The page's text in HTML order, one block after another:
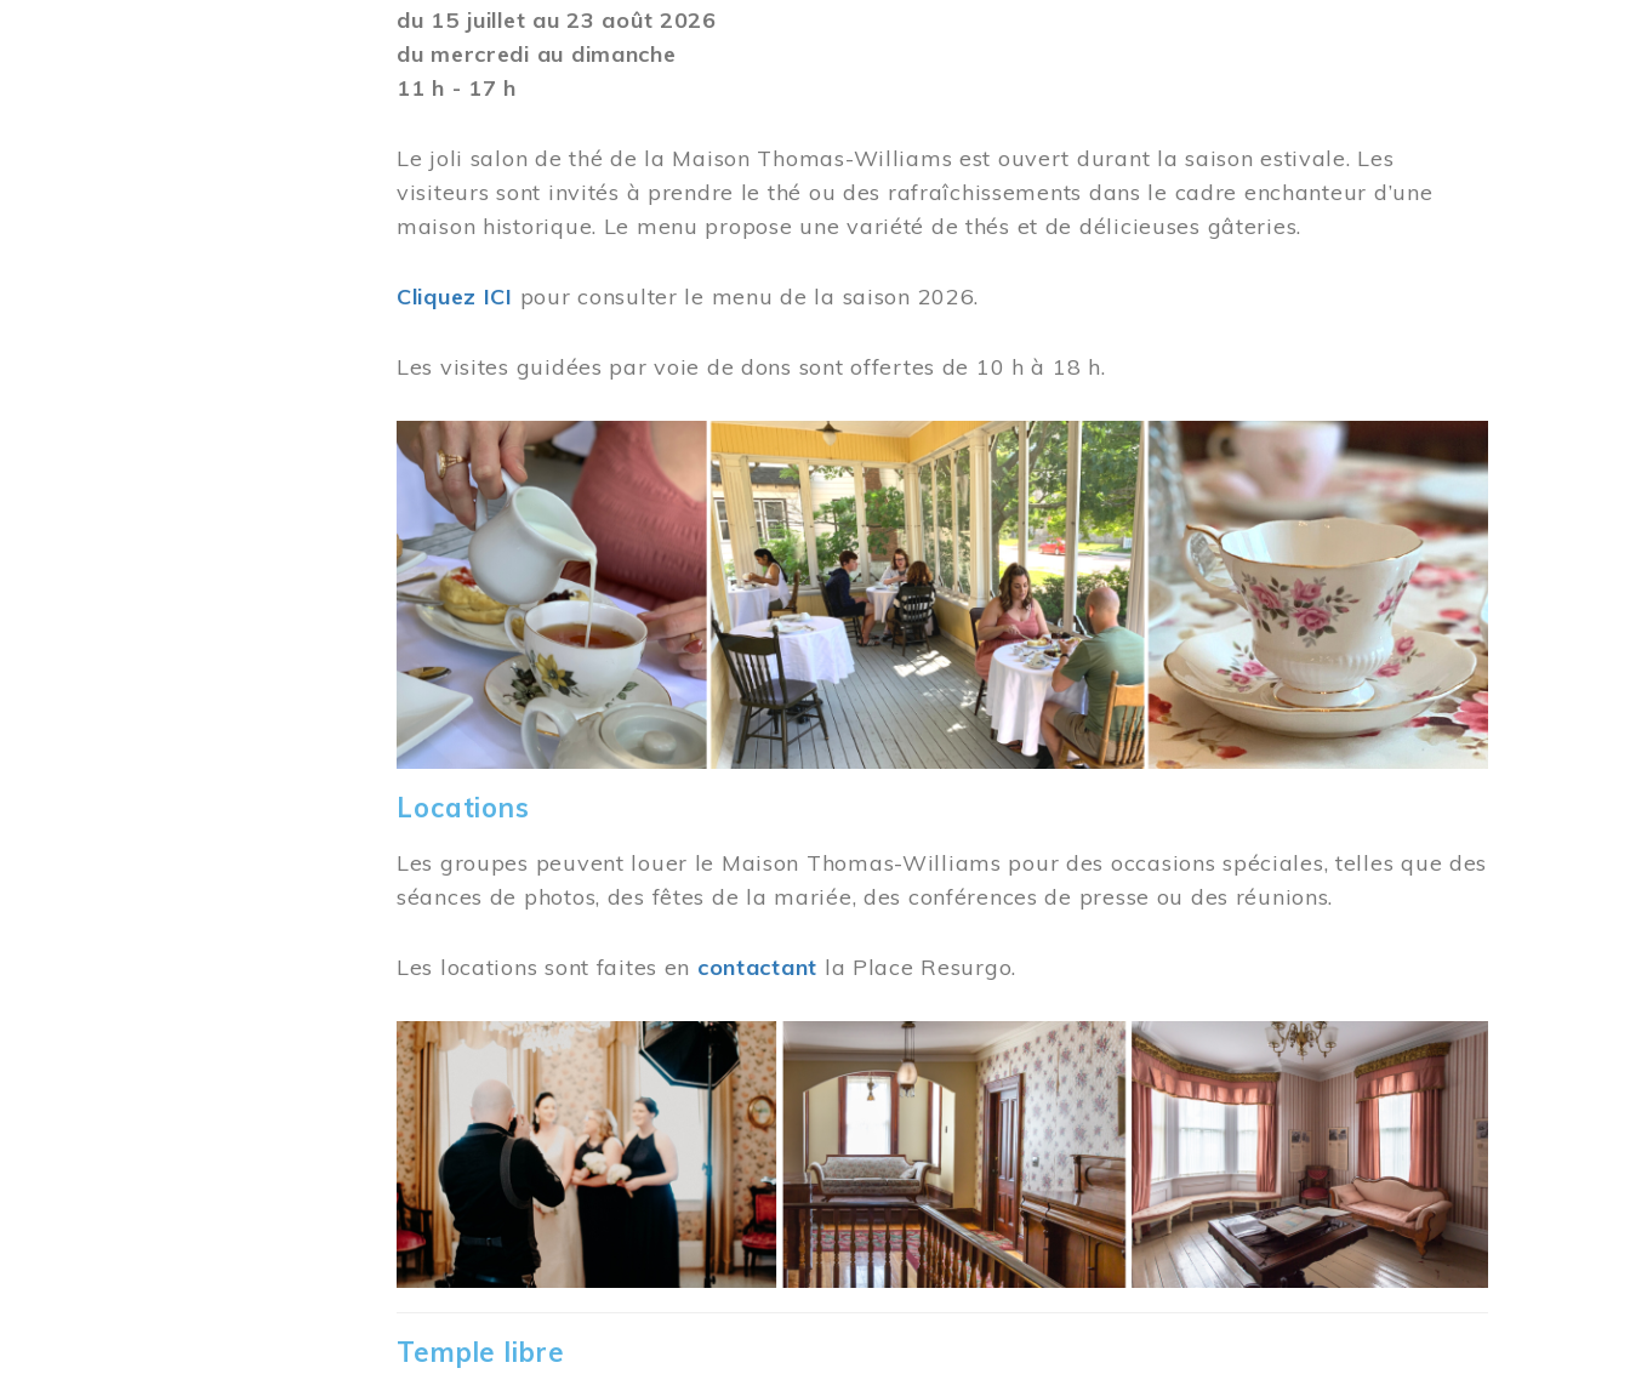
du 15 juillet au 23 août 2026
du mercredi au dimanche
11 h - 17 h
Le joli salon de thé de la Maison Thomas-Williams est ouvert durant la saison estivale. Les
visiteurs sont invités à prendre le thé ou des rafraîchissements dans le cadre enchanteur d’une
maison historique. Le menu propose une variété de thés et de délicieuses gâteries.
Cliquez ICI pour consulter le menu de la saison 2026.
Les visites guidées par voie de dons sont offertes de 10 h à 18 h.
Image
Locations
Les groupes peuvent louer le Maison Thomas-Williams pour des occasions spéciales, telles que des
séances de photos, des fêtes de la mariée, des conférences de presse ou des réunions.
Les locations sont faites en contactant la Place Resurgo.
Image
Temple libre